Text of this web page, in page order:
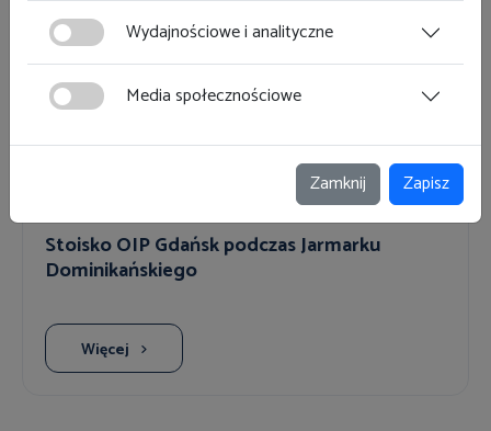
Więcej
Gdańsk, Skwer Heweliusza ul. Korzenna/ ul. Rajska
Stoisko OIP Gdańsk podczas Jarmarku
Dominikańskiego
Więcej
znajdziesz w
Wydajnościowe i analityczne
Media społecznościowe
Zamknij Zapisz